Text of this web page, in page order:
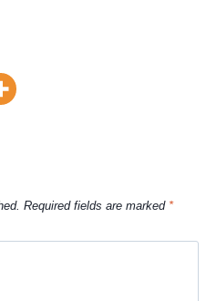
Required fields are marked *